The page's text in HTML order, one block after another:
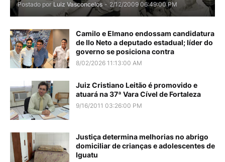
Postado por Luiz Vasconcelos - 2/12/2009 06:49:00 PM
Camilo e Elmano endossam candidatura
de Ilo Neto a deputado estadual; líder do
governo se posiciona contra
8/02/2026 11:13:00 AM
Juiz Cristiano Leitão é promovido e
atuará na 37ª Vara Cível de Fortaleza
9/16/2011 03:26:00 PM
Justiça determina melhorias no abrigo
domiciliar de crianças e adolescentes de
Iguatu